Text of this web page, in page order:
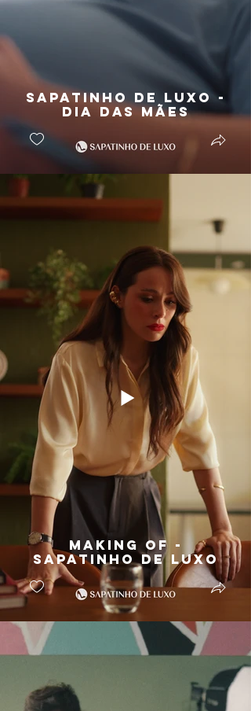
Sapatinho de Luxo -
Dia das Mães
Making Of -
Sapatinho de Luxo